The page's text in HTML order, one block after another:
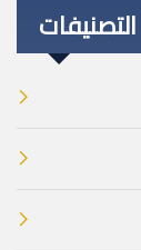
التصنيفات